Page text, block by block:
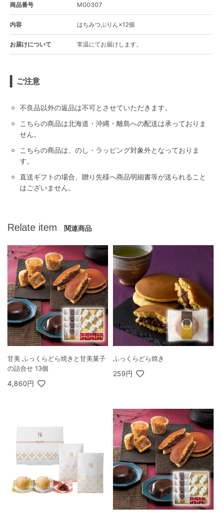
商品番号 MG0307
内容 はちみつぷりん×12個
お届けについて 常温にてお届けします。
ご注意
不良品以外の返品は不可とさせていただきます。
こちらの商品は北海道・沖縄・離島への配送は承っておりま
せん。
こちらの商品は、のし・ラッピング対象外となっておりま
す。
直送ギフトの場合、贈り先様へ商品明細書等が送られること
はございません。
Relate item 関連商品
甘美 ふっくらどら焼きと甘美菓子
の詰合せ 13個
4,860円
ふっくらどら焼き
259円